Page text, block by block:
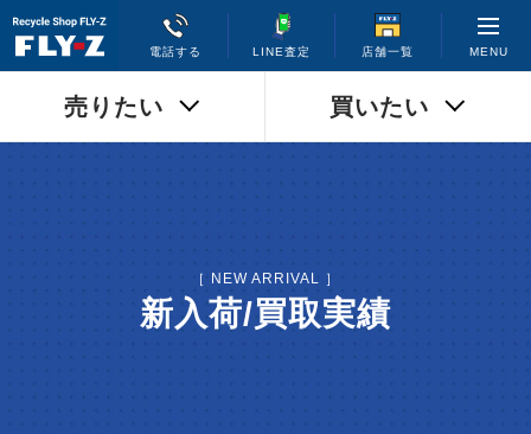
電話する LINE査定 店舗一覧 MENU
売りたい 買いたい
［ NEW ARRIVAL ］
新入荷/買取実績